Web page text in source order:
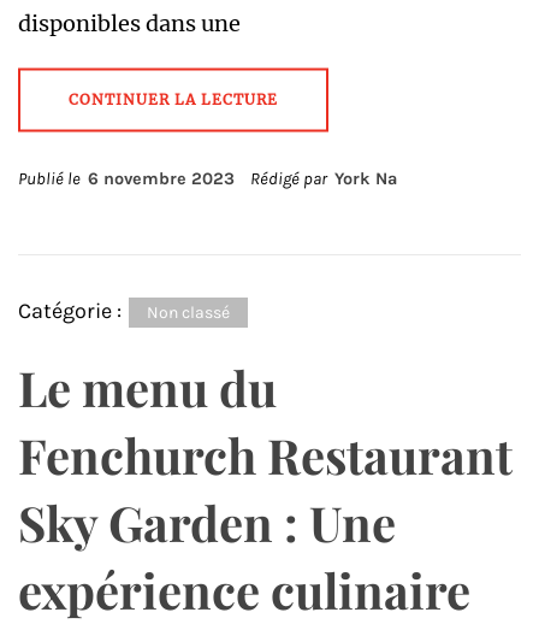
disponibles dans une
CONTINUER LA LECTURE
Publié le 6 novembre 2023 Rédigé par York Na
Catégorie : Non classé
Le menu du
Fenchurch Restaurant
Sky Garden : Une
expérience culinaire